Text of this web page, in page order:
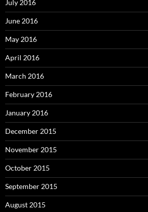
July 2016
June 2016
May 2016
April 2016
March 2016
February 2016
January 2016
December 2015
November 2015
October 2015
September 2015
August 2015